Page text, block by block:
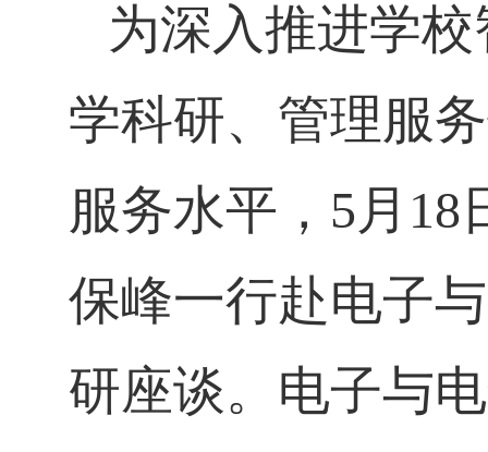
为深入推进学
学科研、管理服
服务水平，5月
保峰一行赴电子
研座谈。电子与